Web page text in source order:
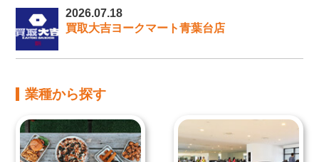
2026.07.18
買取大吉ヨークマート青葉台店
業種から探す